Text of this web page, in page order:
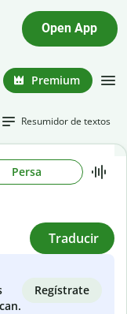
Open App
Premium
Resumidor de textos
Persa
Traducir
Regístrate